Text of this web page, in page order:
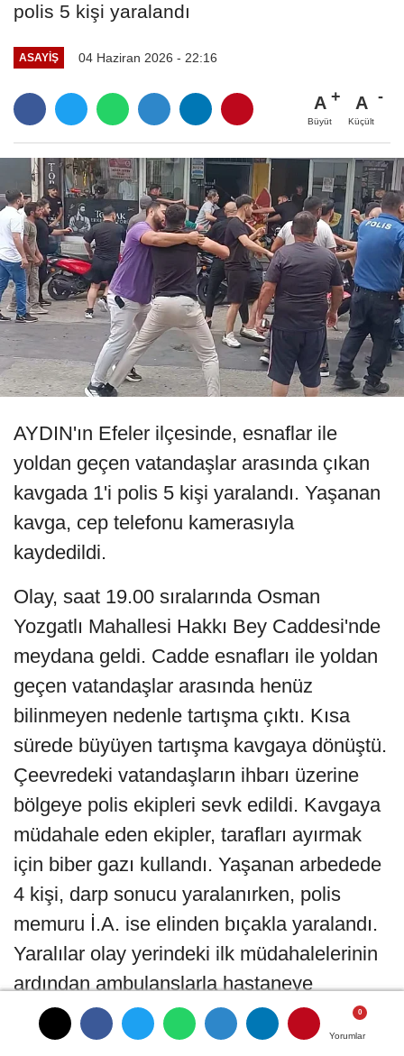
Yorumlar
Yorumlar
Yorumlar
polis 5 kişi yaralandı
ASAYIŞ 04 Haziran 2026 - 22:16
Yorumlar
A
Büyüt
A
Küçült
AYDIN'ın Efeler ilçesinde, esnaflar ile
yoldan geçen vatandaşlar arasında çıkan
kavgada 1'i polis 5 kişi yaralandı. Yaşanan
kavga, cep telefonu kamerasıyla
kaydedildi.
Olay, saat 19.00 sıralarında Osman
Yozgatlı Mahallesi Hakkı Bey Caddesi'nde
meydana geldi. Cadde esnafları ile yoldan
geçen vatandaşlar arasında henüz
bilinmeyen nedenle tartışma çıktı. Kısa
sürede büyüyen tartışma kavgaya dönüştü.
Çeevredeki vatandaşların ihbarı üzerine
bölgeye polis ekipleri sevk edildi. Kavgaya
müdahale eden ekipler, tarafları ayırmak
için biber gazı kullandı. Yaşanan arbedede
4 kişi, darp sonucu yaralanırken, polis
memuru İ.A. ise elinden bıçakla yaralandı.
Yaralılar olay yerindeki ilk müdahalelerinin
ardından ambulanslarla hastaneye
kaldırıldı.